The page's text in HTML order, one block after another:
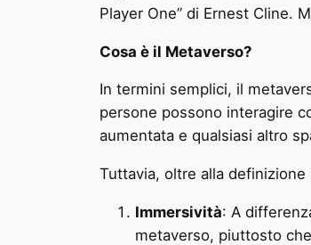
Player One” di Ernest Cline.
Cosa è il Metaverso?
In termini semplici, il
persone possono interagire
aumentata e qualsiasi altro
Tuttavia, oltre alla
Immersività: A
metaverso, piuttosto